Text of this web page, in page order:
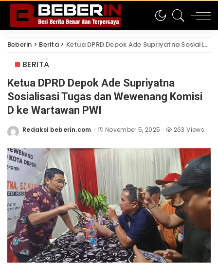
Beberin > Berita> Ketua DPRD Depok Ade Supriyatna Sosialisasi Tugas dan Wewenang Komisi D ke Wartawan PWI
BERITA
Ketua DPRD Depok Ade Supriyatna
Sosialisasi Tugas dan Wewenang Komisi
D ke Wartawan PWI
Posted
Redaksi beberin.com November 5, 2025 263 Views